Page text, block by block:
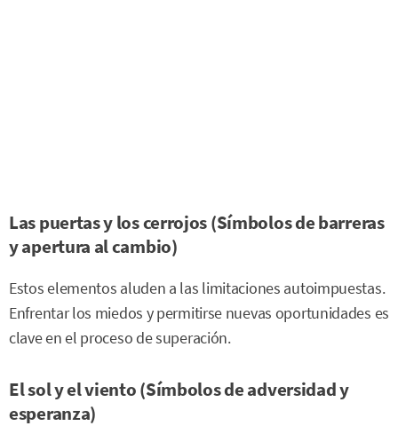
Las puertas y los cerrojos (Símbolos de barreras
y apertura al cambio)
Estos elementos aluden a las limitaciones autoimpuestas.
Enfrentar los miedos y permitirse nuevas oportunidades es
clave en el proceso de superación.
El sol y el viento (Símbolos de adversidad y
esperanza)